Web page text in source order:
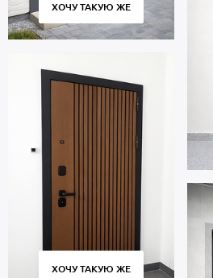
ХОЧУ ТАКУЮ ЖЕ
ХОЧУ ТАКУЮ ЖЕ